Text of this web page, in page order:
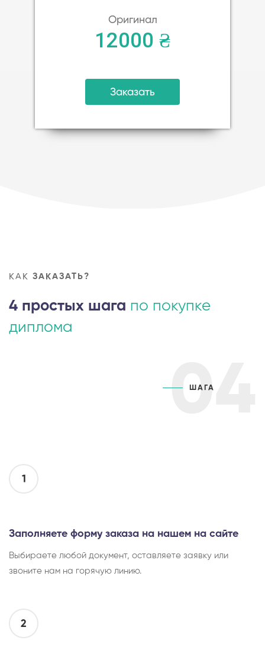
Оригинал
12000 ₴
Заказать
КАК ЗАКАЗАТЬ?
4 простых шага по покупке
диплома
04
ШАГА
1
Заполняете форму заказа на нашем на сайте
Выбираете любой документ, оставляете заявку или
звоните нам на горячую линию.
2